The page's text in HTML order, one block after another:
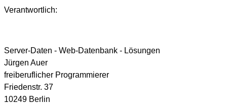
Verantwortlich:
Server-Daten - Web-Datenbank - Lösungen
Jürgen Auer
freiberuflicher Programmierer
Friedenstr. 37
10249 Berlin